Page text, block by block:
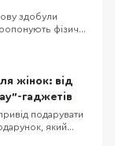
здобули
фізичні
миттєвої
вибір
п’ять
жінок: від
гаджетів
подарувати
який